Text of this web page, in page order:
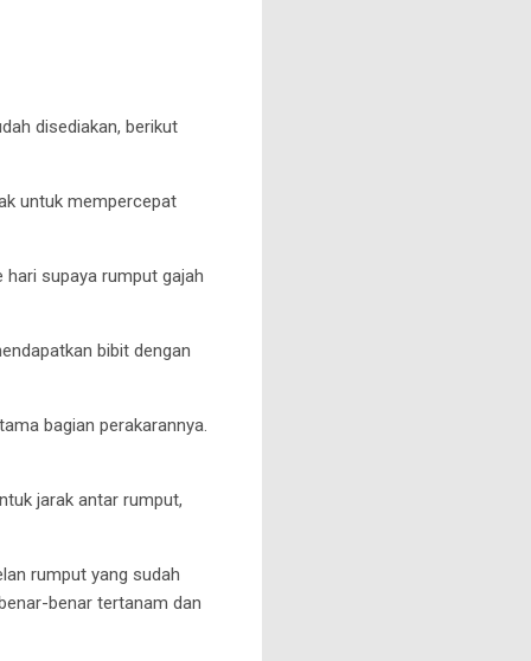
disediakan, berikut
untuk mempercepat
hari supaya rumput gajah
bibit dengan
bagian perakarannya.
jarak antar rumput,
rumput yang sudah
benar tertanam dan